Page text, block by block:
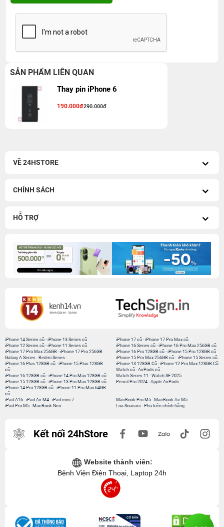
SẢN PHẨM LIÊN QUAN
Thay pin iPhone 6
190.000đ290.000đ
VỀ 24HSTORE
CHÍNH SÁCH
HỖ TRỢ
iPhone 14 Series cũ -iPhone 13 Series cũ
iPhone 12 Series cũ -iPhone 11 Series cũ
iPhone 17 Pro Max 256GB -iPhone 17 Pro 256GB
Galaxy A Series - Redmi Series
iPhone 17 cũ-iPhone 17 Pro Max cũ
iPhone 16 Series cũ- iPhone 16 Pro Max 256GB cũ
iPhone 16 Pro 128GB cũ-iPhone 15 Pro 128GB cũ
iPhone 15 Pro Max 256GB cũ- iPhone 15 Series cũ
iPhone 16 Plus 128GB cũ -iPhone 15 Plus 128GB
cũ
iPhone 16 128GB cũ -iPhone 14 Pro Max 128GB cũ
iPhone 15 128GB cũ -iPhone 13 Pro Max 128GB cũ
iPhone 14 Pro 128GB cũ -iPhone 11 Pro Max 64GB
cũ
iPhone 13 128GB Cũ-iPhone 12 Pro Max 128GB Cũ
Watch cũ-AirPods cũ
Watch Series 11 -Watch SE 2025
Pencil Pro 2024-Apple AirPods
iPad A16 -iPad Air M4 -iPad mini 7
iPad Pro M5 - MacBook Neo
MacBook Pro M5- MacBook Air M5
Loa Sounarc- Phụ kiện chính hãng
Kết nối 24hStore
Website thành viên:
Bệnh Viện Điện Thoại, Laptop 24h